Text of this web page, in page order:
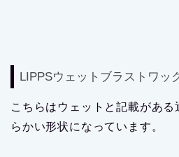
LIPPSウェットブラストワッ
こちらはウェットと記載があ
らかい形状になっています。